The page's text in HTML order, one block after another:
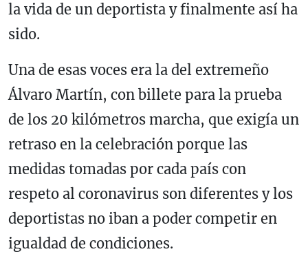
la vida de un deportista y finalmente así ha
sido.
Una de esas voces era la del extremeño
Álvaro Martín, con billete para la prueba
de los 20 kilómetros marcha, que exigía un
retraso en la celebración porque las
medidas tomadas por cada país con
respeto al coronavirus son diferentes y los
deportistas no iban a poder competir en
igualdad de condiciones.